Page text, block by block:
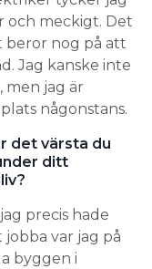
direktör
fokus på
från
närmast
och meckigt. Det
beror nog på att
Jag kanske inte
men jag är
någonstans.
det värsta du
ditt
precis hade
jobba var jag på
byggen i